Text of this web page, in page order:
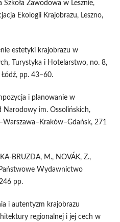
Zawodowa w Lesznie,
Ekologii Krajobrazu, Leszno,
estetyki krajobrazu w
Turystyka i Hotelarstwo, no. 8,
pp. 43–60.
i planowanie w
Narodowy im. Ossolińskich,
271
BRUZDA, M., NOVÁK, Z.,
Wydawnictwo
pp.
i autentyzm krajobrazu
regionalnej i jej cech w